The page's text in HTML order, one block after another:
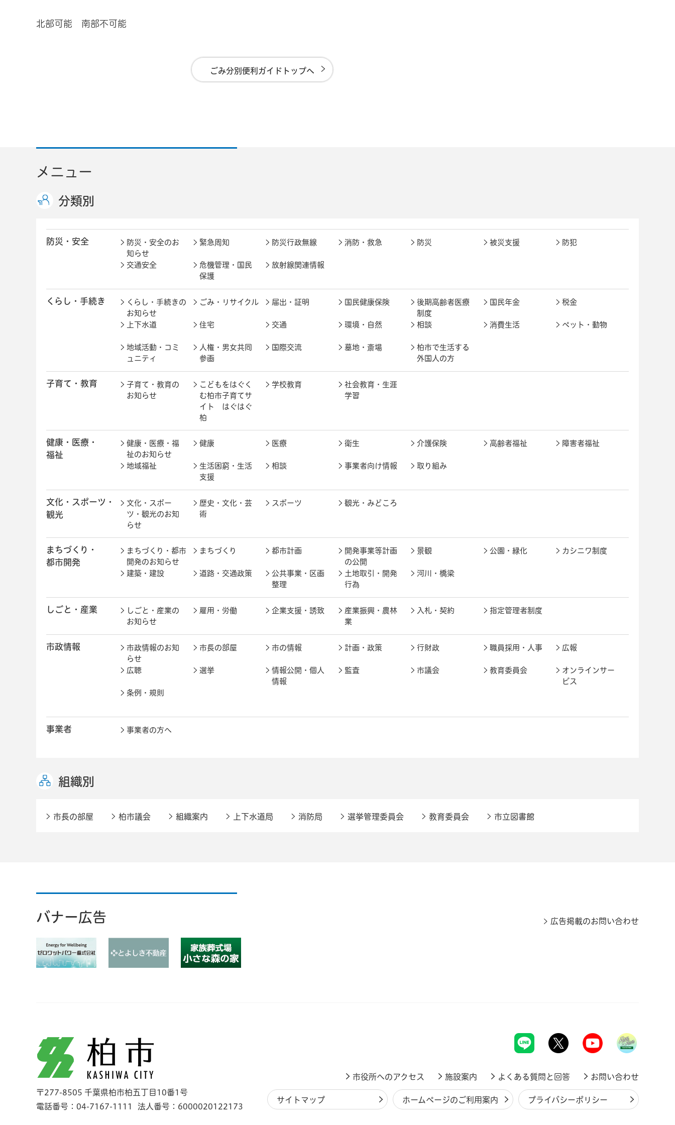
北部可能 南部不可能
ごみ分別便利ガイドトップへ
メニュー
分類別
防災・安全
防災・安全のお
知らせ
緊急周知 防災行政無線 消防・救急 防災 被災支援 防犯
交通安全
危機管理・国民
保護
放射線関連情報
くらし・手続き
くらし・手続きの
お知らせ
ごみ・リサイクル 届出・証明 国民健康保険
後期高齢者医療
制度
国民年金 税金
上下水道 住宅 交通 環境・自然 相談 消費生活 ペット・動物
地域活動・コミ
ュニティ
人権・男女共同
参画
国際交流 墓地・斎場
柏市で生活する
外国人の方
子育て・教育
子育て・教育の
お知らせ
こどもをはぐく
む柏市子育てサ
イト はぐはぐ
柏
学校教育
社会教育・生涯
学習
健康・医療・
福祉
健康・医療・福
祉のお知らせ
健康 医療 衛生 介護保険 高齢者福祉 障害者福祉
地域福祉
生活困窮・生活
支援
相談 事業者向け情報 取り組み
文化・スポーツ・
観光
文化・スポー
ツ・観光のお知
らせ
歴史・文化・芸
術
スポーツ 観光・みどころ
まちづくり・
都市開発
まちづくり・都市
開発のお知らせ
まちづくり 都市計画
開発事業等計画
の公開
景観 公園・緑化 カシニワ制度
建築・建設 道路・交通政策
公共事業・区画
整理
土地取引・開発
行為
河川・橋梁
しごと・産業
しごと・産業の
お知らせ
雇用・労働 企業支援・誘致
産業振興・農林
業
入札・契約 指定管理者制度
市政情報
市政情報のお知
らせ
市長の部屋 市の情報 計画・政策 行財政 職員採用・人事 広報
広聴 選挙
情報公開・個人
情報
監査 市議会 教育委員会
オンラインサー
ビス
条例・規則
事業者 事業者の方へ
組織別
市長の部屋 柏市議会 組織案内 上下水道局 消防局 選挙管理委員会 教育委員会 市立図書館
バナー広告 広告掲載のお問い合わせ
柏市
〒277-8505 千葉県柏市柏五丁目10番1号
電話番号：04-7167-1111
法人番号：6000020122173
市役所へのアクセス 施設案内 よくある質問と回答 お問い合わせ
サイトマップ ホームページのご利用案内 プライバシーポリシー